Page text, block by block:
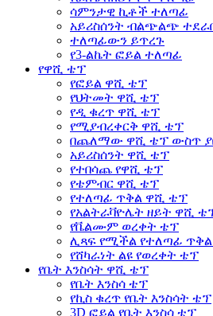
ሳምንታዊ ኪቶች ተለጣፊ
አይሪስሰንት ብልጭልጭ
ተለጣፊውን ይጥረጉ
የ3-ልኬት ፎይል ተለጣፊ
የዋሺ ቴፕ
የፎይል ዋሺ ቴፕ
የህትመት ዋሺ ቴፕ
የዲ ቁረጥ ዋሺ ቴፕ
የሚያብረቀርቅ ዋሺ ቴፕ
በጨለማው ዋሺ ቴፕ ውስጥ
አይሪስሰንት ዋሺ ቴፕ
የተበሳጨ የዋሺ ቴፕ
የቴምብር ዋሺ ቴፕ
የተለጣፊ ጥቅል ዋሺ ቴፕ
የአልትራቫዮሌት ዘይት ዋሺ
የቬልሙም ወረቀት ቴፕ
ሊጻፍ የሚችል የተለጣፊ
የሸካራነት ልዩ የወረቀት ቴፕ
የቤት እንስሳት ዋሺ ቴፕ
የቤት እንስሳ ቴፕ
የኪስ ቁረጥ የቤት እንስሳት ቴፕ
3D ፎይል የቤት እንስሳ ቴፕ